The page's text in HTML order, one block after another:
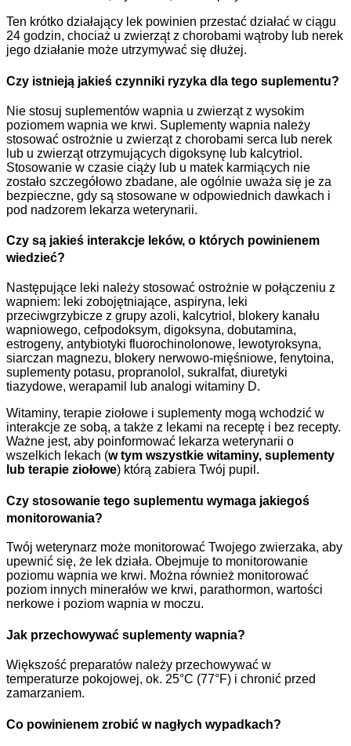
Ten krótko działający lek powinien przestać działać w ciągu
24 godzin, chociaż u zwierząt z chorobami wątroby lub nerek
jego działanie może utrzymywać się dłużej.
Czy istnieją jakieś czynniki ryzyka dla tego suplementu?
Nie stosuj suplementów wapnia u zwierząt z wysokim
poziomem wapnia we krwi. Suplementy wapnia należy
stosować ostrożnie u zwierząt z chorobami serca lub nerek
lub u zwierząt otrzymujących digoksynę lub kalcytriol.
Stosowanie w czasie ciąży lub u matek karmiących nie
zostało szczegółowo zbadane, ale ogólnie uważa się je za
bezpieczne, gdy są stosowane w odpowiednich dawkach i
pod nadzorem lekarza weterynarii.
Czy są jakieś interakcje leków, o których powinienem
wiedzieć?
Następujące leki należy stosować ostrożnie w połączeniu z
wapniem: leki zobojętniające, aspiryna, leki
przeciwgrzybicze z grupy azoli, kalcytriol, blokery kanału
wapniowego, cefpodoksym, digoksyna, dobutamina,
estrogeny, antybiotyki fluorochinolonowe, lewotyroksyna,
siarczan magnezu, blokery nerwowo-mięśniowe, fenytoina,
suplementy potasu, propranolol, sukralfat, diuretyki
tiazydowe, werapamil lub analogi witaminy D.
Witaminy, terapie ziołowe i suplementy mogą wchodzić w
interakcje ze sobą, a także z lekami na receptę i bez recepty.
Ważne jest, aby poinformować lekarza weterynarii o
wszelkich lekach (w tym wszystkie witaminy, suplementy
lub terapie ziołowe) którą zabiera Twój pupil.
Czy stosowanie tego suplementu wymaga jakiegoś
monitorowania?
Twój weterynarz może monitorować Twojego zwierzaka, aby
upewnić się, że lek działa. Obejmuje to monitorowanie
poziomu wapnia we krwi. Można również monitorować
poziom innych minerałów we krwi, parathormon, wartości
nerkowe i poziom wapnia w moczu.
Jak przechowywać suplementy wapnia?
Większość preparatów należy przechowywać w
temperaturze pokojowej, ok. 25°C (77°F) i chronić przed
zamarzaniem.
Co powinienem zrobić w nagłych wypadkach?